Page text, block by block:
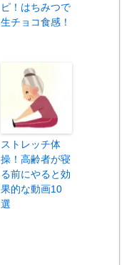
ピ！はちみつで
生チョコ食感！
ストレッチ体
操！高齢者が寝
る前にやると効
果的な動画10
選